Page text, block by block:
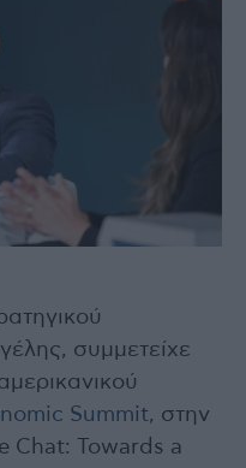
συμμετείχε
Summit, στην
Chat: Towards a